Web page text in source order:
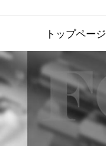
トップページ